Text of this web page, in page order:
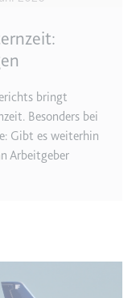
Effizienz
Website
über die
bringt
Besonders bei
Gibt es weiterhin
Arbeitgeber